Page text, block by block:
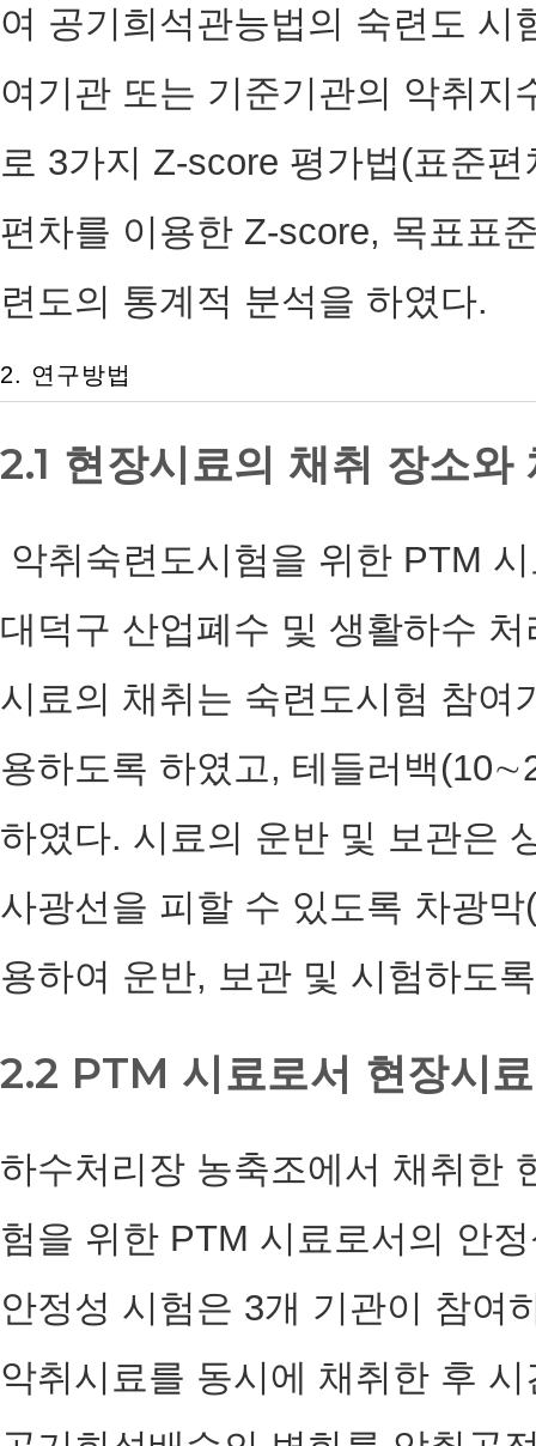
여 공기희석관능법의 숙련도 시
여기관 또는 기준기관의 악취지
로 3가지 Z-score 평가법(표준
편차를 이용한 Z-score, 목표표
련도의 통계적 분석을 하였다.
2. 연구방법
2.1 현장시료의 채취 장소와
악취숙련도시험을 위한 PTM
대덕구 산업폐수 및 생활하수
시료의 채취는 숙련도시험 참여
용하도록 하였고, 테들러백
하였다. 시료의 운반 및 보관은
사광선을 피할 수 있도록 차광
용하여 운반, 보관 및 시험하도
2.2 PTM 시료로서 현장시
하수처리장 농축조에서 채취한
험을 위한 PTM 시료로서의 안
안정성 시험은 3개 기관이 참여
악취시료를 동시에 채취한 후